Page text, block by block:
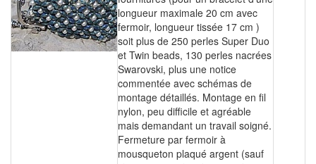
longueur maximale 20 cm avec
fermoir, longueur tissée 17 cm )
soit plus de 250 perles Super Duo
et Twin beads, 130 perles nacrées
Swarovski, plus une notice
commentée avec schémas de
montage détaillés. Montage en fil
nylon, peu difficile et agréable
mais demandant un travail soigné.
Fermeture par fermoir à
mousqueton plaqué argent (sauf